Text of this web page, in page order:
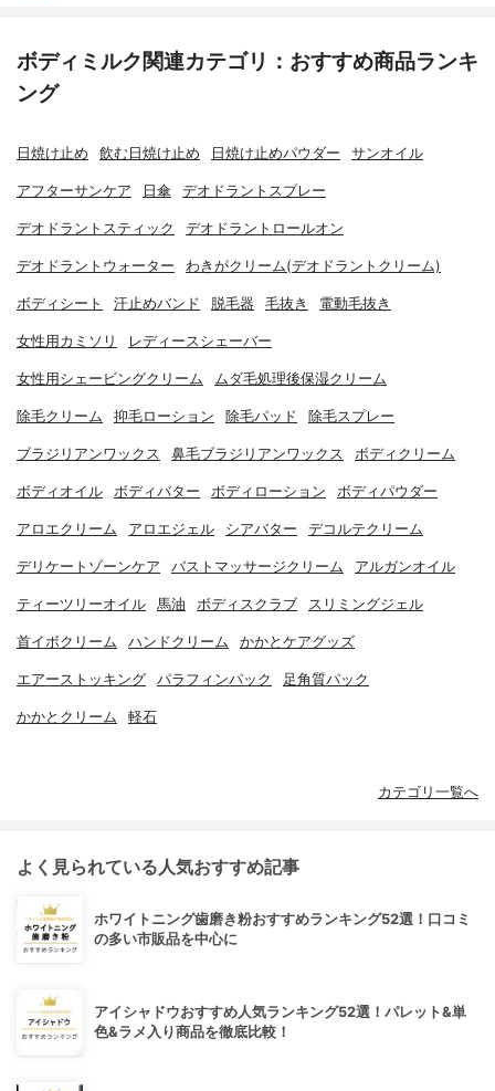
ボディミルク関連カテゴリ：おすすめ商品ランキ
ング
日焼け止め 飲む日焼け止め 日焼け止めパウダー サンオイル
アフターサンケア 日傘 デオドラントスプレー
デオドラントスティック デオドラントロールオン
デオドラントウォーター わきがクリーム(デオドラントクリーム)
ボディシート 汗止めバンド 脱毛器 毛抜き 電動毛抜き
女性用カミソリ レディースシェーバー
女性用シェービングクリーム ムダ毛処理後保湿クリーム
除毛クリーム 抑毛ローション 除毛パッド 除毛スプレー
ブラジリアンワックス 鼻毛ブラジリアンワックス ボディクリーム
ボディオイル ボディバター ボディローション ボディパウダー
アロエクリーム アロエジェル シアバター デコルテクリーム
デリケートゾーンケア バストマッサージクリーム アルガンオイル
ティーツリーオイル 馬油 ボディスクラブ スリミングジェル
首イボクリーム ハンドクリーム かかとケアグッズ
エアーストッキング パラフィンパック 足角質パック
かかとクリーム 軽石
カテゴリ一覧へ
よく見られている人気おすすめ記事
ホワイトニング歯磨き粉おすすめランキング52選！口コミ
の多い市販品を中心に
アイシャドウおすすめ人気ランキング52選！パレット&単
色&ラメ入り商品を徹底比較！